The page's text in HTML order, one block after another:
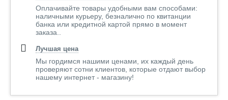
Оплачивайте товары удобными вам способами:
наличными курьеру, безналично по квитанции
банка или кредитной картой прямо в момент
заказа..
Лучшая цена
Мы гордимся нашими ценами, их каждый день
проверяют сотни клиентов, которые отдают выбор
нашему интернет - магазину!